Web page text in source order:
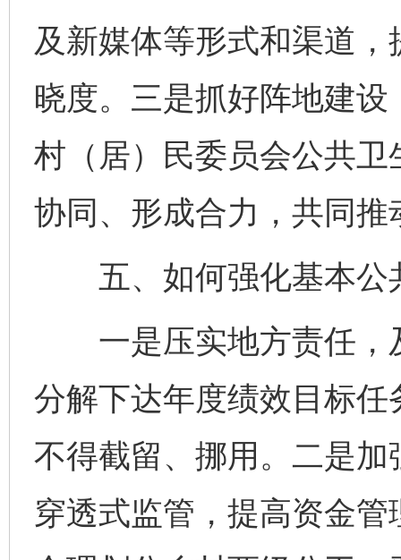
及新媒体等形式和渠道
晓度。三是抓好阵地建
村（居）民委员会公共
协同、形成合力，共同
五、如何强化基本公
一是压实地方责任，
分解下达年度绩效目标
不得截留、挪用。二是
穿透式监管，提高资金